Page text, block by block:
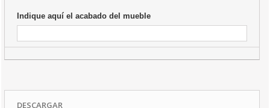
Indique aquí el acabado del mueble
DESCARGAR